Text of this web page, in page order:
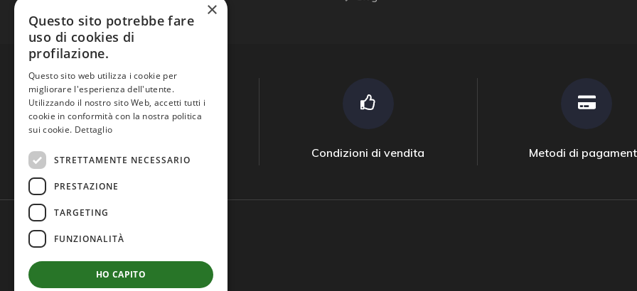
Condizioni di vendita Metodi di
×
Questo sito potrebbe fare
uso di cookies di
profilazione.
Questo sito web utilizza i cookie per
migliorare l'esperienza dell'utente.
Utilizzando il nostro sito Web, accetti tutti i
cookie in conformità con la nostra politica
sui cookie. Dettaglio
STRETTAMENTE NECESSARIO
PRESTAZIONE
TARGETING
FUNZIONALITÀ
HO CAPITO